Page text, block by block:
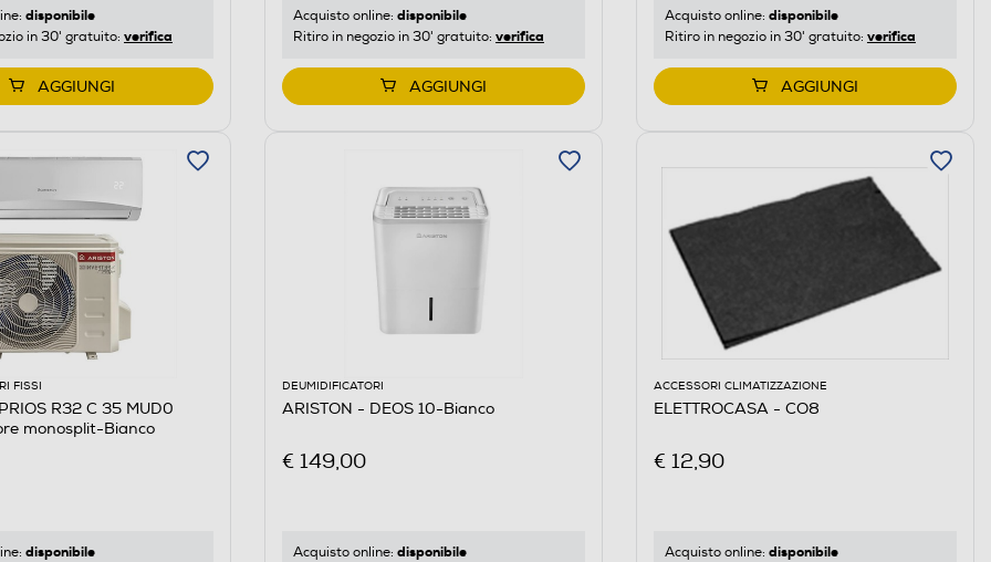
disponibile
in 30' gratuito: verifica
AGGIUNGI
Acquisto online: disponibile
Ritiro in negozio in 30' gratuito: verifica
AGGIUNGI
Acquisto online: disponibile
Ritiro in negozio in 30' gratuito: verifica
AGGIUNGI
FISSI
R32 C 35 MUD0
monosplit-Bianco
disponibile
DEUMIDIFICATORI
ARISTON - DEOS 10-Bianco
€ 149,00
Acquisto online: disponibile
ACCESSORI CLIMATIZZAZIONE
ELETTROCASA - CO8
€ 12,90
Acquisto online: disponibile